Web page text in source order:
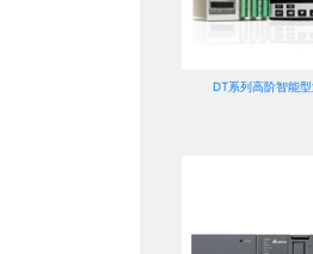
DT系列高阶智能